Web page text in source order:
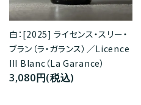
白：[2025] ライセンス・スリー・
ブラン（ラ・ガランス）／Licence
III Blanc（La Garance）
3,080円(税込)